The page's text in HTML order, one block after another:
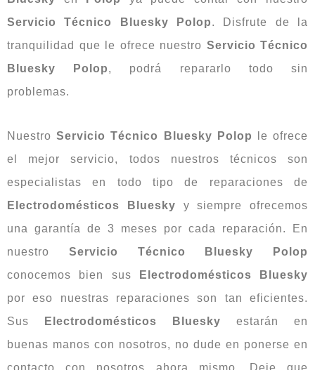
Servicio Técnico Bluesky Polop. Disfrute de la
tranquilidad que le ofrece nuestro Servicio Técnico
Bluesky Polop, podrá repararlo todo sin
problemas.
NuestroServicio Técnico Bluesky Polop le ofrece
el mejor servicio, todos nuestros técnicos son
especialistas en todo tipo de reparaciones de
Electrodomésticos
Bluesky y siempre ofrecemos
una garantía de 3 meses por cada reparación. En
nuestro Servicio Técnico Bluesky Polop
conocemos bien sus
Electrodomésticos Bluesky
por eso nuestras reparaciones son tan eficientes.
Sus
Electrodomésticos Bluesky estarán en
buenas manos con nosotros, no dude en ponerse en
contacto con nosotros ahora mismo. Deje que